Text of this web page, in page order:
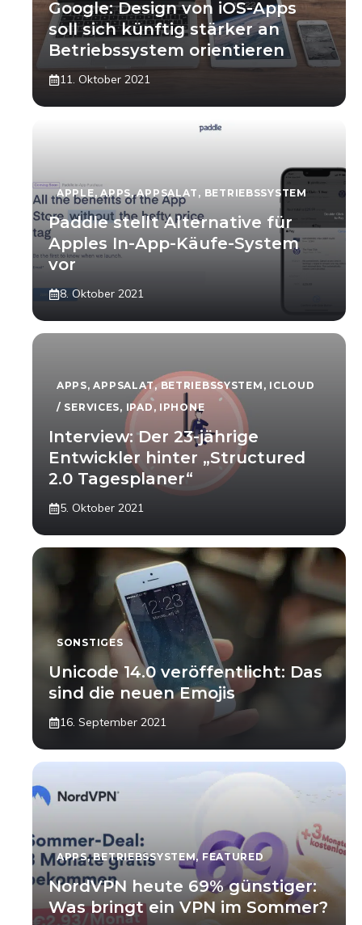
Google: Design von iOS-Apps
soll sich künftig stärker an
Betriebssystem orientieren
11. Oktober 2021
APPLE,APPS,APPSALAT , BETRIEBSSYSTEM
Paddle stellt Alternative für
Apples In-App-Käufe-System
vor
8. Oktober 2021
APPS,APPSALAT, BETRIEBSSYSTEM , ICLOUD
/ SERVICES, IPAD , IPHONE
Interview: Der 23-jährige
Entwickler hinter „Structured
2.0 Tagesplaner“
5. Oktober 2021
SONSTIGES
Unicode 14.0 veröffentlicht: Das
sind die neuen Emojis
16. September 2021
APPS,BETRIEBSSYSTEM, FEATURED
NordVPN heute 69% günstiger:
Was bringt ein VPN im Sommer?